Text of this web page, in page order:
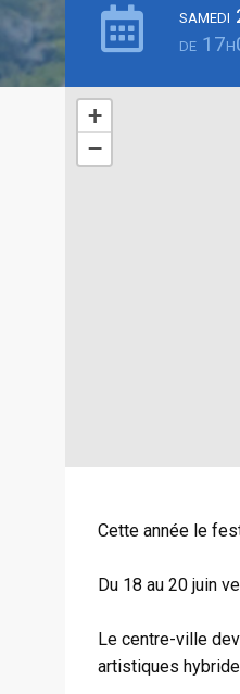
de
+
−
Cette année le
Du 18 au 20 juin
Le centre-ville
artistiques